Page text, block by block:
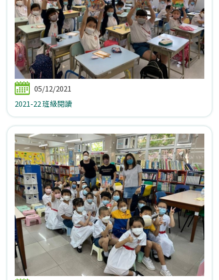
05/12/2021
2021-22 班級閱讀